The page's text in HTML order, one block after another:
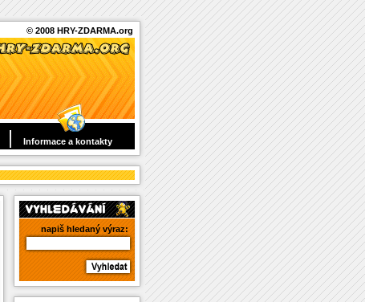
© 2008 HRY-ZDARMA.org
Informace a kontakty
napiš hledaný výraz: